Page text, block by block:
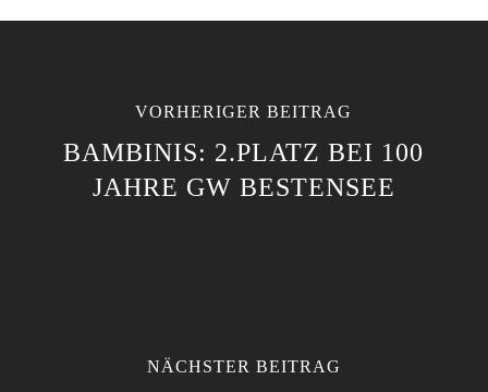
VORHERIGER BEITRAG
BAMBINIS: 2.PLATZ BEI 100
JAHRE GW BESTENSEE
NÄCHSTER BEITRAG